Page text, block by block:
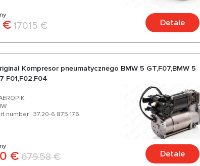
€ 170.15 € Detale
Kompresor pneumatycznego BMW 5 GT,F07,BMW 5
F01,F02,F04
number : 37.20-6 875 176
€ 679.58 € Detale